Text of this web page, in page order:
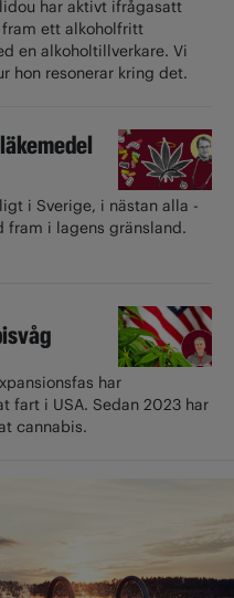
har aktivt ifrågasatt
fram ett alkoholfritt
en alkoholtillverkare. Vi
hon resonerar kring det.
i ­Sverige, i nästan alla
fram i lagens gränsland.
har
fart i USA. Sedan 2023 har
cannabis.